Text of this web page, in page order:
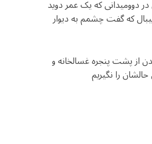
دوومیدانی که یک عمر دوید
که گفت چشمم به دیوار
از پشت پنجره غسالخانه و
را نگیریم